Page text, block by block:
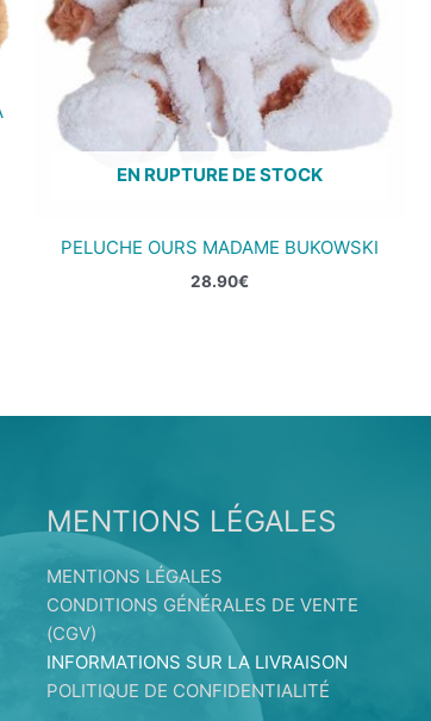
EN RUPTURE DE STOCK
PELUCHE OURS MADAME BUKOWSKI
28.90€
MENTIONS LÉGALES
MENTIONS LÉGALES
CONDITIONS GÉNÉRALES DE VENTE
(CGV)
INFORMATIONS SUR LA LIVRAISON
POLITIQUE DE CONFIDENTIALITÉ